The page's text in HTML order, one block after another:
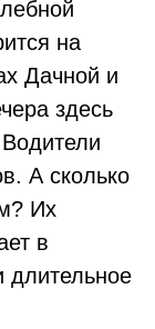
на
Дачной и
здесь
А сколько
Их
в
длительное